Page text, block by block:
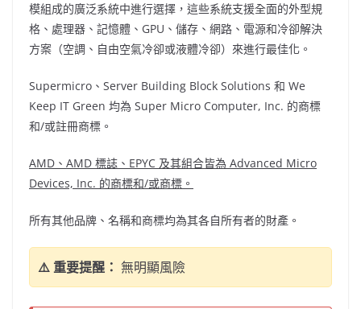
模組成的廣泛系統中進行選擇，這些系統支援全面的外型規
格、處理器、記憶體、GPU、儲存、網路、電源和冷卻解決
方案（空調、自由空氣冷卻或液體冷卻）來進行最佳化。
Supermicro、Server Building Block Solutions 和 We
Keep IT Green 均為 Super Micro Computer, Inc. 的商標
和/或註冊商標。
AMD、AMD 標誌、EPYC 及其組合皆為 Advanced Micro
Devices, Inc. 的商標和/或商標。
所有其他品牌、名稱和商標均為其各自所有者的財產。
⚠️ 重要提醒： 無明顯風險